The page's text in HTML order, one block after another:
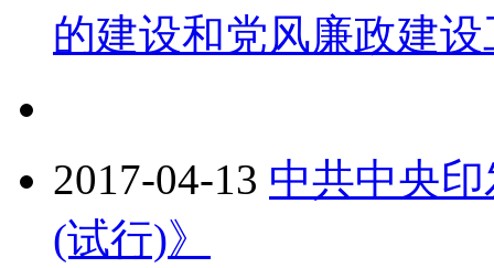
的建设和党风廉政建设
2017-04-13 中共中央
(试行)》